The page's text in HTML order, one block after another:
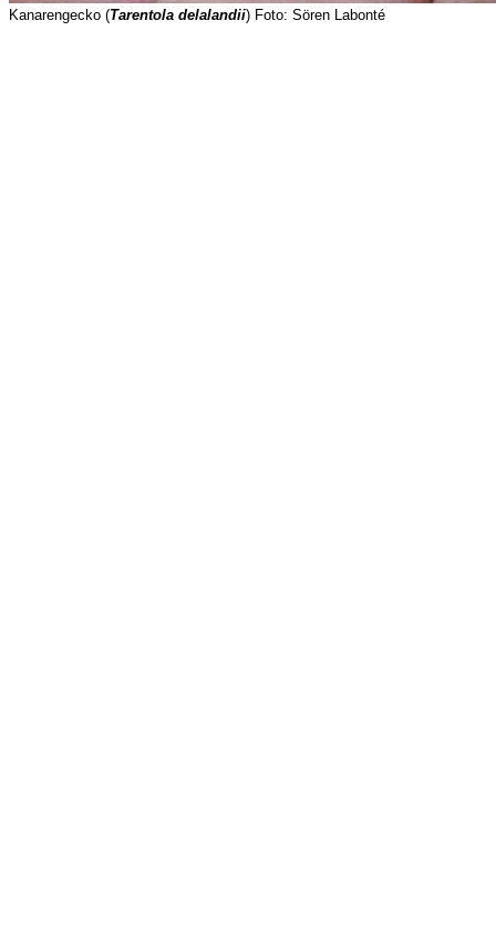
Kanarengecko (Tarentola delalandii) Foto: Sören Labonté